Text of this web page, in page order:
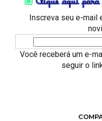
Inscreva seu e-mail
Você receberá um e-
seguir o